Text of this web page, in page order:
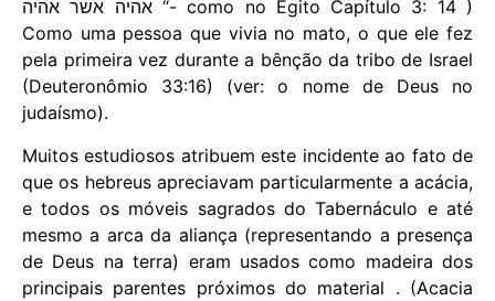
אהיה אשר אהיה “- como no Egito Capítulo 3: 14 )
Como uma pessoa que vivia no mato, o que ele fez
pela primeira vez durante a bênção da tribo de Israel
(Deuteronômio 33:16) (ver: o nome de Deus no
judaísmo).
Muitos estudiosos atribuem este incidente ao fato de
que os hebreus apreciavam particularmente a acácia,
e todos os móveis sagrados do Tabernáculo e até
mesmo a arca da aliança (representando a presença
de Deus na terra) eram usados ​​como madeira dos
principais parentes próximos do material . (Acacia